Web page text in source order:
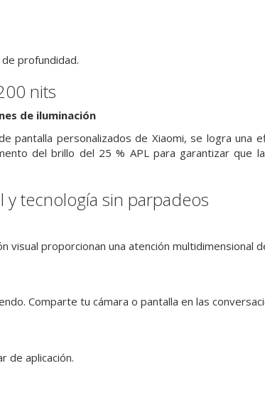
profundidad.
nits
de iluminación
pantalla personalizados de Xiaomi, se logra una
del brillo del 25 % APL para garantizar que
y tecnología sin parpadeos
visual proporcionan una atención multidimensional
Comparte tu cámara o pantalla en las
de aplicación.